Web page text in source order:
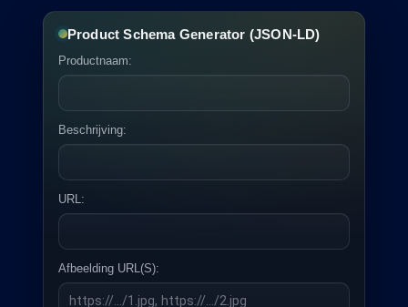
Product Schema Generator (JSON-LD)
Productnaam:
Beschrijving:
URL:
Afbeelding URL(s):